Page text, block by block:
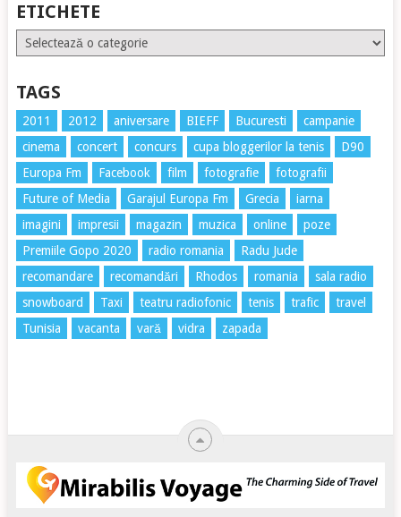
ETICHETE
Etichete
TAGS
2011 2012 aniversare BIEFF Bucuresti
campanie
cinema
concert concurs cupa bloggerilor la tenis
D90
Europa Fm
Facebook film fotografie
fotografii
Future of Media
Garajul Europa Fm Grecia
iarna
imagini
impresii magazin muzica online
poze
Premiile Gopo 2020
radio romania
Radu Jude
recomandare
recomandări Rhodos romania
sala radio
snowboard
Taxi teatru radiofonic tenis trafic
travel
Tunisia
vacanta vară vidra zapada